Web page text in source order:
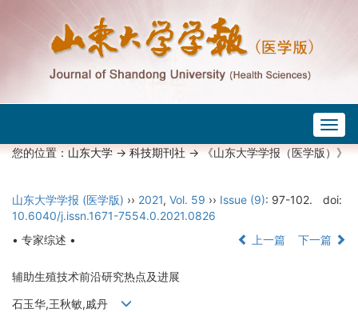
您的位置：山东大学->科技期刊社-> 《山东大学学报（医学版）》
山东大学学报 (医学版) ›› 2021, Vol. 59 ›› Issue (9): 97-102.
doi:
10.6040/j.issn.1671-7554.0.2021.0826
• 专家综述 •
上一篇 下一篇
辅助生殖技术前沿研究热点及进展
石玉华,王秋敏,戚丹